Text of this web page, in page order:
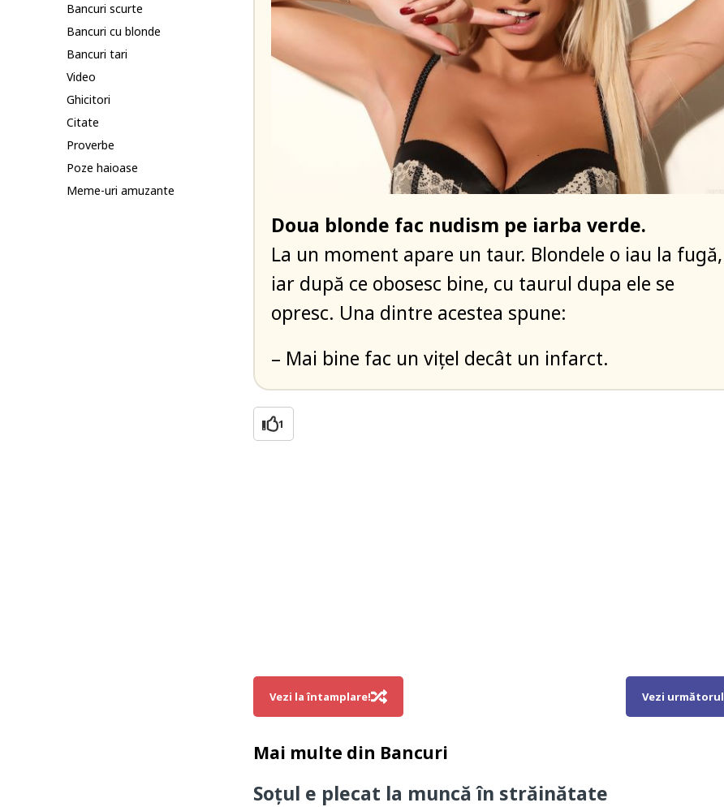
Bancuri scurte
Bancuri cu blonde
Bancuri tari
Video
Ghicitori
Citate
Proverbe
Poze haioase
Meme-uri amuzante
Doua blonde fac nudism pe iarba verde.
La un moment apare un taur. Blondele o iau la fugă,
iar după ce obosesc bine, cu taurul dupa ele se
opresc. Una dintre acestea spune:
– Mai bine fac un vițel decât un infarct.
1
Vezi la întamplare! Vezi următorul
Mai multe din Bancuri
Soțul e plecat la muncă în străinătate